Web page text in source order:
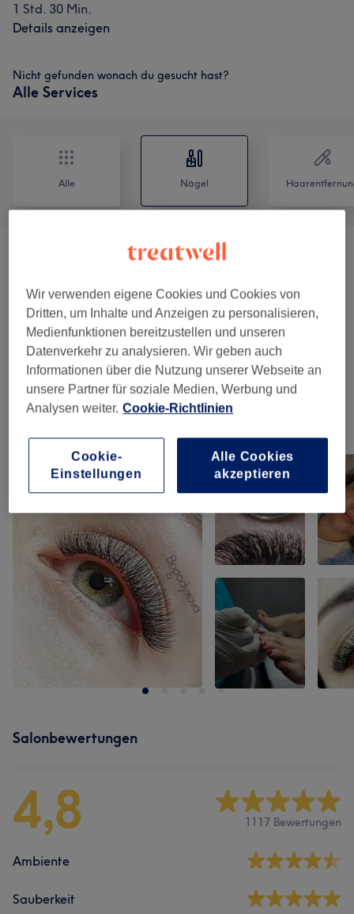
1 Std. 30 Min.
Details anzeigen
Nicht gefunden wonach du gesucht hast?
Alle Services
Alle Nägel
EXPRESS-PAKETE (4 Hände Möglich: Di, Mi,
Maniküre Frankfurt (8) ab 5 €
Pediküre Mit Oder Ohne Gellack
/Schellack Frankfurt (5)
ab 55 €
Salonbewertungen
4,8 1117 Bewertungen
Ambiente
Sauberkeit
Wir verwenden eigene Cookies und Cookies von
Dritten, um Inhalte und Anzeigen zu personalisieren,
Medienfunktionen bereitzustellen und unseren
Datenverkehr zu analysieren. Wir geben auch
Informationen über die Nutzung unserer Webseite an
unsere Partner für soziale Medien, Werbung und
Analysen weiter. Cookie-Richtlinien
Cookie-
Einstellungen
Alle Cookies
akzeptieren